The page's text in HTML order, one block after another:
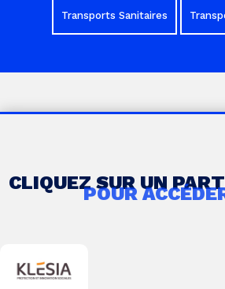
Transports Sanitaires
CLIQUEZ SUR UN
POUR